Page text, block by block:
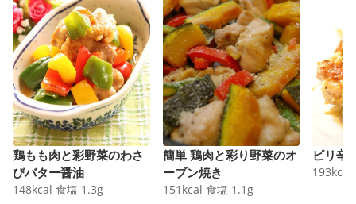
鶏もも肉と彩野菜のわさ
びバター醤油
148kcal 食塩 1.3g
簡単 鶏肉と彩り野菜のオ
ーブン焼き
151 kcal 食塩 1.1 g
ピリ辛
193kcal